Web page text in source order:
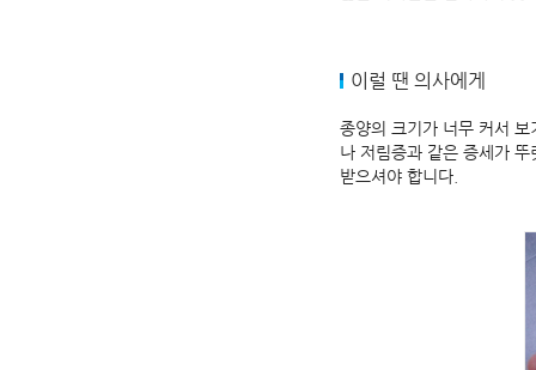
이럴 땐 의사에게
종양의 크기가 너무 커서
나 저림증과 같은 증세가
받으셔야 합니다.